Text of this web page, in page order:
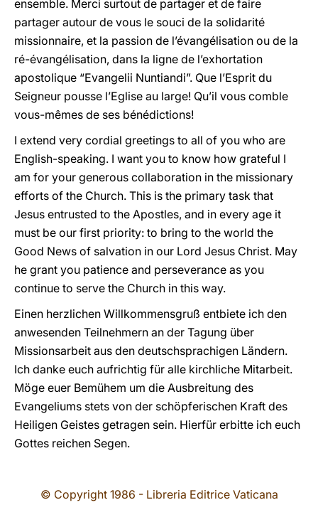
ensemble. Merci surtout de partager et de faire
partager autour de vous le souci de la solidarité
missionnaire, et la passion de l’évangélisation ou de la
ré-évangélisation, dans la ligne de l’exhortation
apostolique “Evangelii Nuntiandi”. Que l’Esprit du
Seigneur pousse l’Eglise au large! Qu’il vous comble
vous-mêmes de ses bénédictions!
I extend very cordial greetings to all of you who are
English-speaking. I want you to know how grateful I
am for your generous collaboration in the missionary
efforts of the Church. This is the primary task that
Jesus entrusted to the Apostles, and in every age it
must be our first priority: to bring to the world the
Good News of salvation in our Lord Jesus Christ. May
he grant you patience and perseverance as you
continue to serve the Church in this way.
Einen herzlichen Willkommensgruß entbiete ich den
anwesenden Teilnehmern an der Tagung über
Missionsarbeit aus den deutschsprachigen Ländern.
Ich danke euch aufrichtig für alle kirchliche Mitarbeit.
Möge euer Bemühem um die Ausbreitung des
Evangeliums stets von der schöpferischen Kraft des
Heiligen Geistes getragen sein. Hierfür erbitte ich euch
Gottes reichen Segen.
© Copyright 1986 - Libreria Editrice Vaticana